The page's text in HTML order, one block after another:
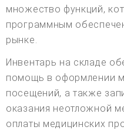
множество функций,
программным
рынке.
Инвентарь на складе
помощь в оформлении
посещений, а также
оказания неотложной
оплаты медицинских